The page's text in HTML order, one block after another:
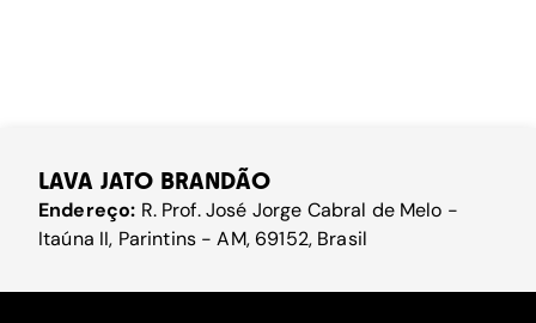
LAVA JATO BRANDÃO
Endereço: R. Prof. José Jorge Cabral de Melo -
Itaúna II, Parintins - AM, 69152, Brasil